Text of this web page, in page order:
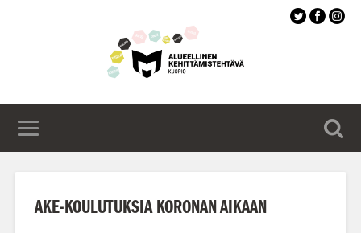
AKE-KOULUTUKSIA KORONAN AIKAAN